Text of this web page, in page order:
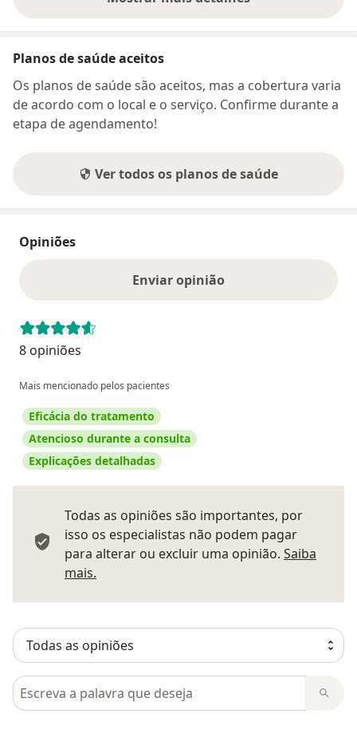
sobre o endereço
Planos de saúde aceitos
Os planos de saúde são aceitos, mas a cobertura varia
de acordo com o local e o serviço. Confirme durante a
etapa de agendamento!
Ver todos os planos de saúde
Opiniões
Enviar opinião
8 opiniões
Mais mencionado pelos pacientes
Eficácia do tratamento
Atencioso durante a consulta
Explicações detalhadas
Todas as opiniões são importantes, por
isso os especialistas não podem pagar
para alterar ou excluir uma opinião. Saiba
mais.
Pesquisar em opiniões